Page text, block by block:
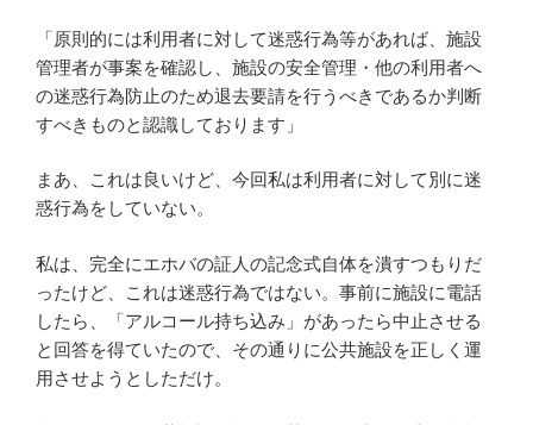
「原則的には利用者に対して迷惑行為等があれば、施設
管理者が事案を確認し、施設の安全管理・他の利用者へ
の迷惑行為防止のため退去要請を行うべきであるか判断
すべきものと認識しております」
まあ、これは良いけど、今回私は利用者に対して別に迷
惑行為をしていない。
私は、完全にエホバの証人の記念式自体を潰すつもりだ
ったけど、これは迷惑行為ではない。事前に施設に電話
したら、「アルコール持ち込み」があったら中止させる
と回答を得ていたので、その通りに公共施設を正しく運
用させようとしただけ。